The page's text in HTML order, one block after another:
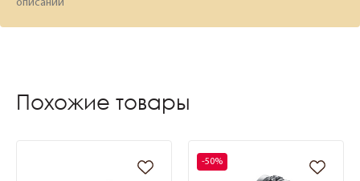
описании
Похожие товары
-50%